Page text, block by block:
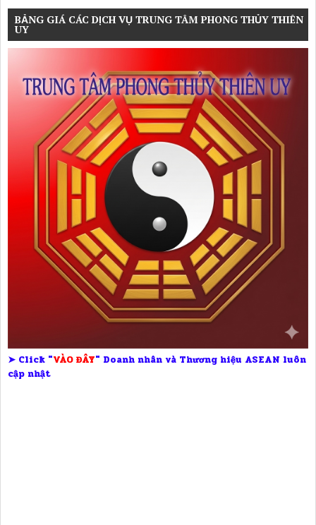
BẢNG GIÁ CÁC DỊCH VỤ TRUNG TÂM PHONG THỦY THIÊN
UY
➤ Click "VÀO ĐÂY" Doanh nhân và Thương hiệu ASEAN luôn
cập nhật